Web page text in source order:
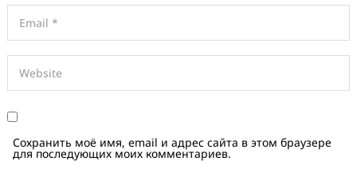
Сохранить моё имя, email и адрес сайта в этом браузере
для последующих моих комментариев.